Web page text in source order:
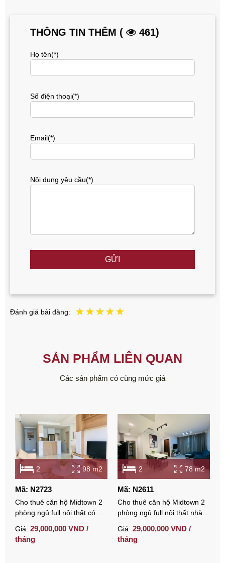
THÔNG TIN THÊM ( 461)
Họ tên(*)
Số điện thoại(*)
Email(*)
Nội dung yêu cầu(*)
GỬI
Đánh giá bài đăng:
SẢN PHẨM LIÊN QUAN
Các sản phẩm có cùng mức giá
2 98 m2
Mã: N2723
Cho thuê căn hộ Midtown 2
phòng ngủ full nội thất có ô
Giá: 29,000,000 VND /
tháng
2 78 m2
Mã: N2611
Cho thuê căn hộ Midtown 2
phòng ngủ full nội thất nhà
Giá: 29,000,000 VND /
tháng